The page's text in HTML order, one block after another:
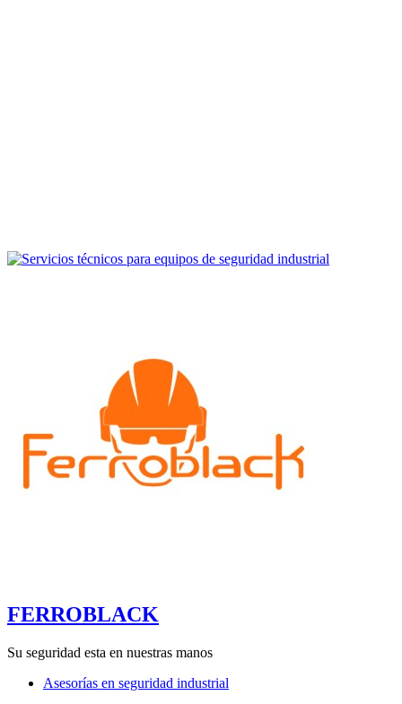
FERROBLACK
Su seguridad esta en nuestras manos
Asesorías en seguridad industrial